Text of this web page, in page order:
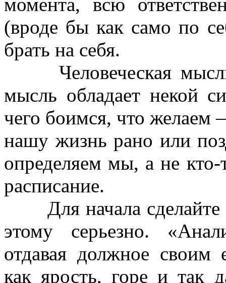
момента, всю
(вроде бы как само по
брать на себя.
Человеческая мысль
мысль обладает некой
чего боимся, что желаем
нашу жизнь рано или
определяем мы, а не кто-
расписание.
Для начала сделайте
этому серьезно.
отдавая должное своим
как ярость, горе и так